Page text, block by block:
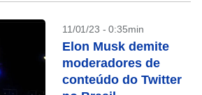
11/01/23 - 0:35min
Elon Musk demite
moderadores de
conteúdo do Twitter